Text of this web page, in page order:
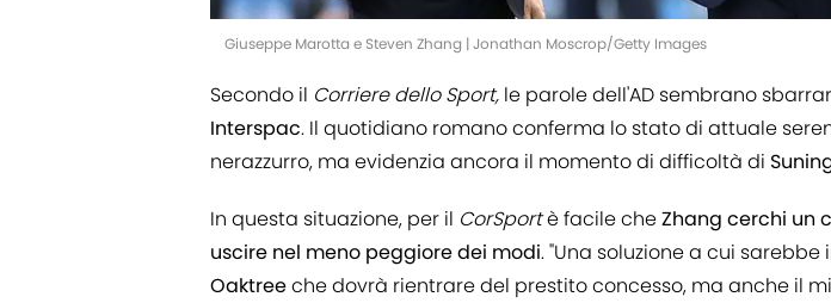
Giuseppe Marotta e Steven Zhang | Jonathan Moscrop/Getty Images
Secondo il Corriere dello Sport, le parole dell'AD sembrano
Interspac. Il quotidiano romano conferma lo stato di attuale
nerazzurro, ma evidenzia ancora il momento di difficoltà di
In questa situazione, per il CorSportè facile cheZhang cerchi un
uscire nel meno peggiore dei modi. "Una soluzione a cui sarebbe
Oaktreeche dovrà rientrare del prestito concesso, ma anche il